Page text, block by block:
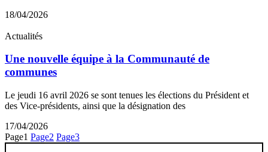
18/04/2026
Actualités
Une nouvelle équipe à la Communauté de
communes
Le jeudi 16 avril 2026 se sont tenues les élections du Président et
des Vice-présidents, ainsi que la désignation des
17/04/2026
Page1 Page2 Page3